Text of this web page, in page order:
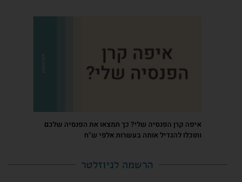
איפה קרן הפנסיה שלי? כך תמצאו את הפנסיה שלכם
ותוכלו להגדיל אותה בעשרות אלפי ש"ח
הרשמה לניוזלטר​